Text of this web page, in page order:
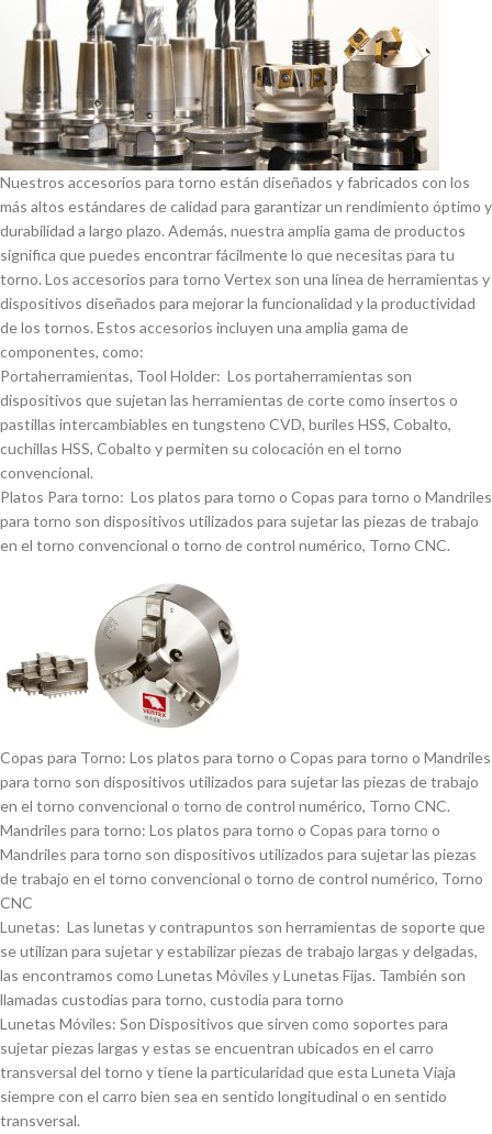
Nuestros accesorios para torno están diseñados y fabricados con los
más altos estándares de calidad para garantizar un rendimiento óptimo y
durabilidad a largo plazo. Además, nuestra amplia gama de productos
significa que puedes encontrar fácilmente lo que necesitas para tu
torno. Los accesorios para torno Vertex son una lí­nea de herramientas y
dispositivos diseñados para mejorar la funcionalidad y la productividad
de los tornos. Estos accesorios incluyen una amplia gama de
componentes, como:
Portaherramientas, Tool Holder: Los portaherramientas son
dispositivos que sujetan las herramientas de corte como insertos o
pastillas intercambiables en tungsteno CVD, buriles HSS, Cobalto,
cuchillas HSS, Cobalto y permiten su colocación en el torno
convencional.
Platos Para torno: Los platos para torno o Copas para torno o Mandriles
para torno son dispositivos utilizados para sujetar las piezas de trabajo
en el torno convencional o torno de control numérico, Torno CNC.
Copas para Torno: Los platos para torno o Copas para torno o Mandriles
para torno son dispositivos utilizados para sujetar las piezas de trabajo
en el torno convencional o torno de control numérico, Torno CNC.
Mandriles para torno: Los platos para torno o Copas para torno o
Mandriles para torno son dispositivos utilizados para sujetar las piezas
de trabajo en el torno convencional o torno de control numérico, Torno
CNC
Lunetas: Las lunetas y contrapuntos son herramientas de soporte que
se utilizan para sujetar y estabilizar piezas de trabajo largas y delgadas,
las encontramos como Lunetas Móviles y Lunetas Fijas. También son
llamadas custodias para torno, custodia para torno
Lunetas Móviles: Son Dispositivos que sirven como soportes para
sujetar piezas largas y estas se encuentran ubicados en el carro
transversal del torno y tiene la particularidad que esta Luneta Viaja
siempre con el carro bien sea en sentido longitudinal o en sentido
transversal.